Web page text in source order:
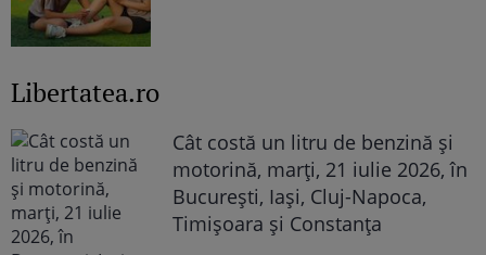
Libertatea.ro
Cât costă un litru de benzină și
motorină, marți, 21 iulie 2026, în
București, Iași, Cluj-Napoca,
Timișoara și Constanța